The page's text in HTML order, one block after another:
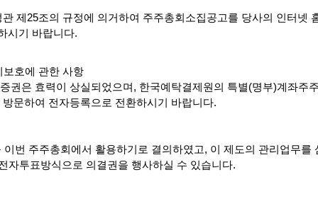
제25조의 규정에 의거하여 주주총회소집공고를 당사의 인터넷
시기 바랍니다.
호에 관한 사항
권은 효력이 상실되었으며 , 한국예탁결제원의 특별(명부)계좌주
문하여 전자등록으로 전환하시기 바랍니다.
번 주주총회에서 활용하기로 결의하였고, 이 제도의 관리업무를
자투표방식으로 의결권을 행사하실 수 있습니다.